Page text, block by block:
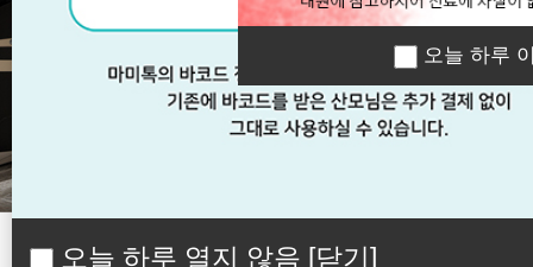
오늘 하루 열지 않음 [닫기]
오늘 하루 이 창
오늘 하루